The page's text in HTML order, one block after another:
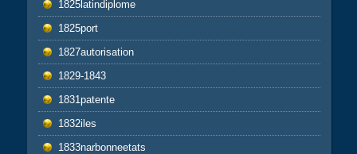
1825latindiplome
1825port
1827autorisation
1829-1843
1831patente
1832iles
1833narbonneetats